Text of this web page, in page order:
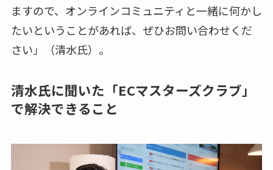
ますので、オンラインコミュニティと一緒に何かし
たいということがあれば、ぜひお問い合わせくだ
さい」（清水氏）。
清水氏に聞いた「ECマスターズクラブ」
で解決できること